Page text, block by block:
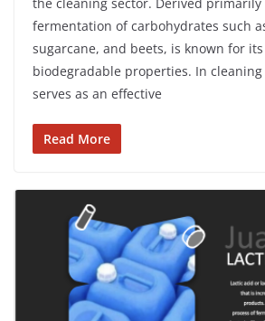
fermentation of carbohydrates such
sugarcane, and beets, is known for
biodegradable properties. In
serves as an effective
Read More